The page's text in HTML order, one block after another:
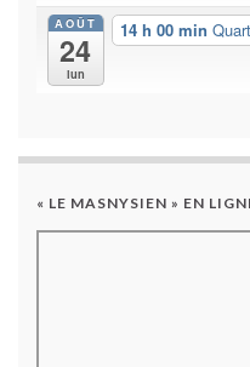
AOÛT
24
lun
14 h 00 min
« LE MASNYSIEN » EN